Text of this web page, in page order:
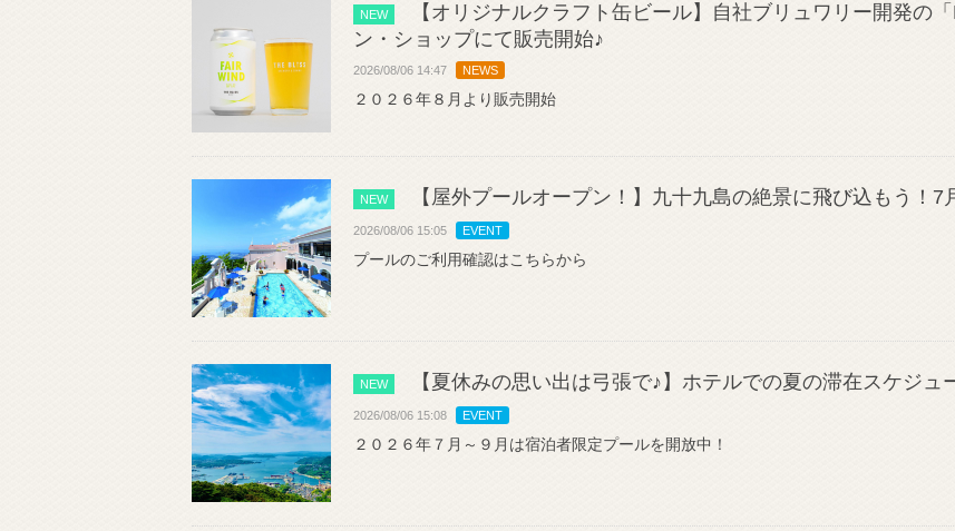
NEW
【オリジナルクラフト缶ビール】自社ブリュワリー開発の
ン・ショップにて販売開始♪
2026/08/06 14:47 NEWS
２０２６年８月より販売開始
NEW 【屋外プールオープン！】九十九島の絶景に飛び込もう！7
2026/08/06 15:05 EVENT
プールのご利用確認はこちらから
NEW 【夏休みの思い出は弓張で♪】ホテルでの夏の滞在スケジュ
2026/08/06 15:08 EVENT
２０２６年７月～９月は宿泊者限定プールを開放中！